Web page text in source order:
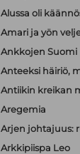
Alussa oli
Amari ja yön
Ankkojen Suomi
Anteeksi häiriö,
Antiikin kreikan
Aregemia
Arjen johtajuus:
Arkkipiispa Leo